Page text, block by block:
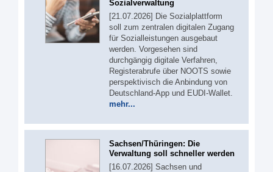
Sozialverwaltung
[21.07.2026] Die Sozialplattform
soll zum zentralen digitalen Zugang
für Sozialleistungen ausgebaut
werden. Vorgesehen sind
durchgängig digitale Verfahren,
Registerabrufe über NOOTS sowie
perspektivisch die Anbindung von
Deutschland-App und EUDI-Wallet.
mehr...
Sachsen/Thüringen: Die
Verwaltung soll schneller werden
[16.07.2026] Sachsen und